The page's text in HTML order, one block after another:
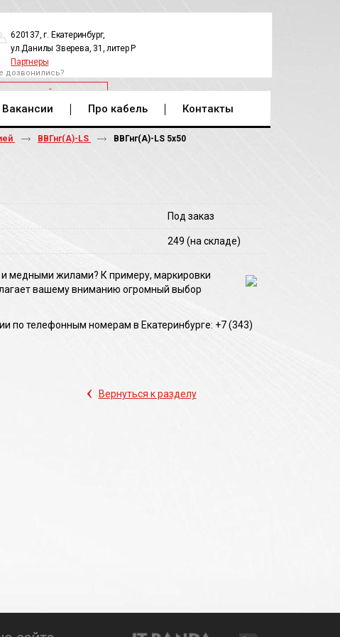
620137, г. Екатеринбург,
ул.Данилы Зверева, 31, литер Р
Партнеры
дозвонились?
ОБРАТНЫЙ ЗВОНОК
Вакансии Про кабель Контакты
ВВГнг(А)-LS ВВГнг(A)-LS 5х50
Под заказ
249 (на складе)
и медными жилами? К примеру, маркировки
вашему вниманию огромный выбор
по телефонным номерам в Екатеринбурге: +7 (343)
‹ Вернуться к разделу